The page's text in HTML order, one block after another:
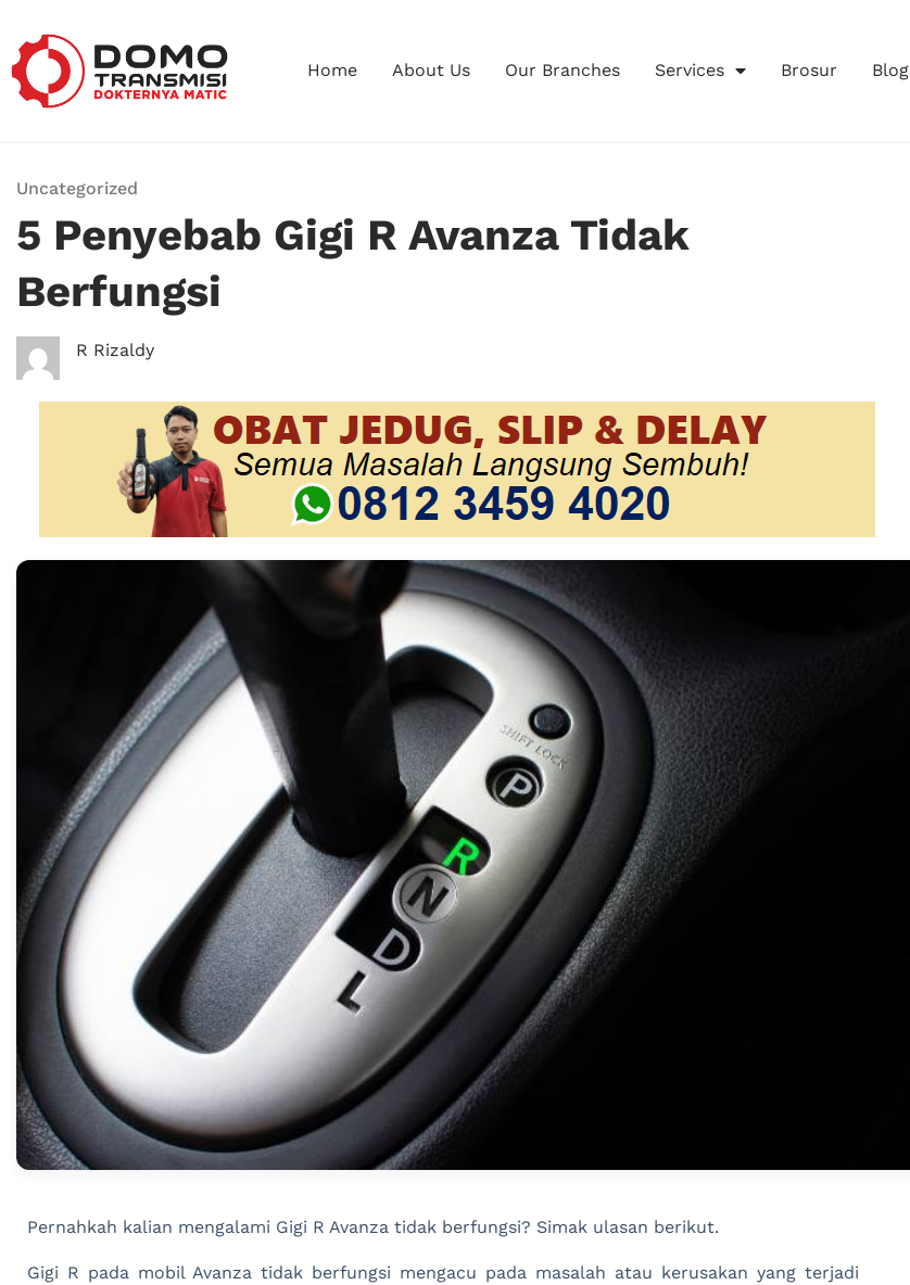
Home About Us Our Branches Services Brosur Blog
Uncategorized
5 Penyebab Gigi R Avanza Tidak
Berfungsi
R Rizaldy
Pernahkah kalian mengalami Gigi R Avanza tidak berfungsi? Simak ulasan berikut.
Gigi R pada mobil Avanza tidak berfungsi mengacu pada masalah atau kerusakan yang terjadi